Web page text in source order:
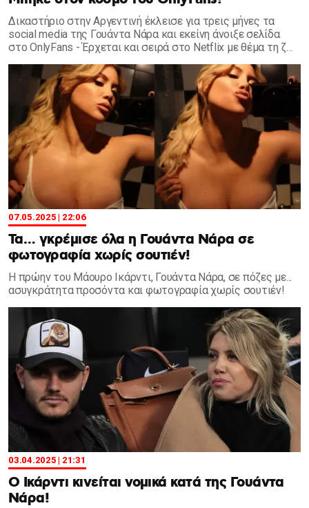
Δικαστήριο στην Αργεντινή έκλεισε για τρεις μήνες τα
social media της Γουάντα Νάρα και εκείνη άνοιξε σελίδα
στο OnlyFans - Έρχεται και σειρά στο Netflix με θέμα τη ζωή
07.05.2025 | 22:06
Τα… γκρέμισε όλα η Γουάντα Νάρα σε
φωτογραφία χωρίς σουτιέν!
Η πρώην του Μάουρο Ικάρντι, Γουάντα Νάρα, σε πόζες με...
ασυγκράτητα προσόντα και φωτογραφία χωρίς σουτιέν!
03.04.2025 | 21:31
Ο Ικάρντι κινείται νομικά κατά της Γουάντα
Νάρα!